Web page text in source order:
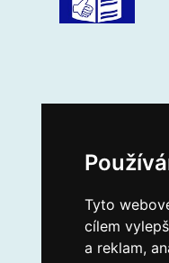
Tyto
cílem
a reklam,